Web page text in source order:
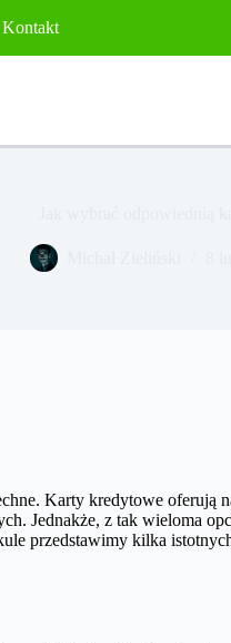
Kontakt
Karty kredytowe oferują
Jednakże, z tak wieloma
przedstawimy kilka